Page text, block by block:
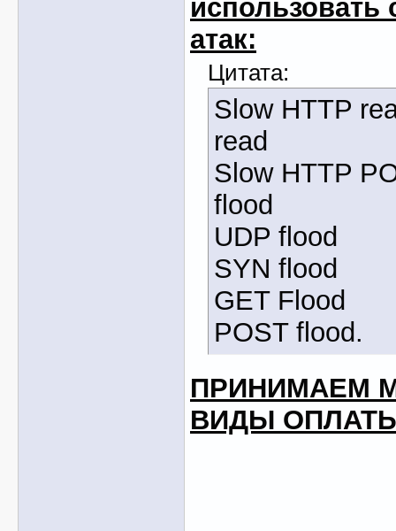
атак:
Цитата:
Slow HTTP
read
Slow HTTP
flood
UDP flood
SYN flood
GET Flood
POST flood.
ПРИНИМАЕМ
ВИДЫ